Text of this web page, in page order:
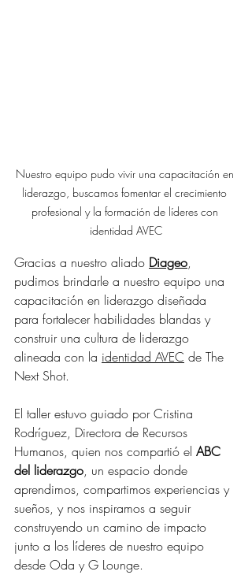
Nuestro equipo pudo vivir una capacitación en
liderazgo, buscamos fomentar el crecimiento
profesional y la formación de líderes con
identidad AVEC
Gracias a nuestro aliado Diageo,
pudimos brindarle a nuestro equipo una
capacitación en liderazgo diseñada
para fortalecer habilidades blandas y
construir una cultura de liderazgo
alineada con la identidad AVEC de The
Next Shot.
El taller estuvo guiado por Cristina
Rodríguez, Directora de Recursos
Humanos, quien nos compartió el ABC
del liderazgo, un espacio donde
aprendimos, compartimos experiencias y
sueños, y nos inspiramos a seguir
construyendo un camino de impacto
junto a los líderes de nuestro equipo
desde Oda y G Lounge.